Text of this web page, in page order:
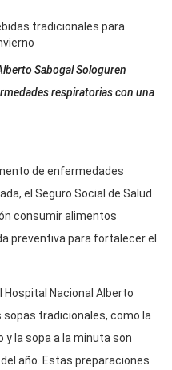
Sabogal Sologuren
respiratorias con una
de enfermedades
el Seguro Social de Salud
consumir alimentos
preventiva para fortalecer el
Nacional Alberto
sopas tradicionales, como la
la sopa a la minuta son
año. Estas preparaciones